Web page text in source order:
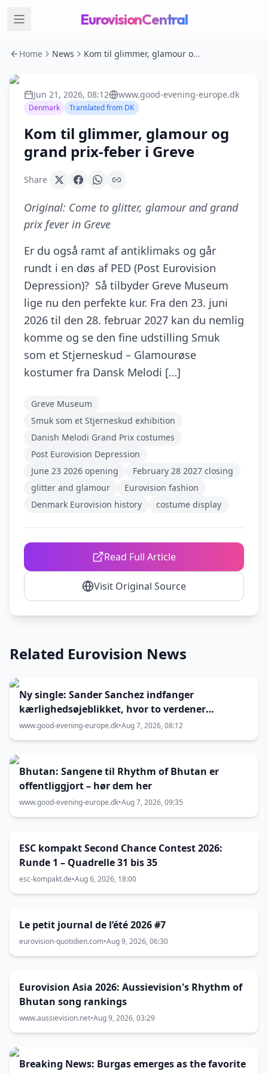
EurovisionCentral
Home News Kom til glimmer, glamour og grand prix-feber i Greve
Jun 21, 2026, 08:12 www.good-evening-europe.dk
Denmark Translated from DK
Kom til glimmer, glamour og
grand prix-feber i Greve
Share
Original: Come to glitter, glamour and grand
prix fever in Greve
Er du også ramt af antiklimaks og går
rundt i en døs af PED (Post Eurovision
Depression)? Så tilbyder Greve Museum
lige nu den perfekte kur. Fra den 23. juni
2026 til den 28. februar 2027 kan du nemlig
komme og se den fine udstilling Smuk
som et Stjerneskud – Glamourøse
kostumer fra Dansk Melodi […]
Greve Museum
Smuk som et Stjerneskud exhibition
Danish Melodi Grand Prix costumes
Post Eurovision Depression
June 23 2026 opening
February 28 2027 closing
glitter and glamour
Eurovision fashion
Denmark Eurovision history
costume display
Read Full Article
Visit Original Source
Related Eurovision News
Ny single: Sander Sanchez indfanger
kærlighedsøjeblikket, hvor to verdener
kolliderer
www.good-evening-europe.dk•Aug 7, 2026, 08:12
Bhutan: Sangene til Rhythm of Bhutan er
offentliggjort – hør dem her
www.good-evening-europe.dk•Aug 7, 2026, 09:35
ESC kompakt Second Chance Contest 2026:
Runde 1 – Quadrelle 31 bis 35
esc-kompakt.de•Aug 6, 2026, 18:00
Le petit journal de l’été 2026 #7
eurovision-quotidien.com•Aug 9, 2026, 06:30
Eurovision Asia 2026: Aussievision's Rhythm of
Bhutan song rankings
www.aussievision.net•Aug 9, 2026, 03:29
Breaking News: Burgas emerges as the favorite